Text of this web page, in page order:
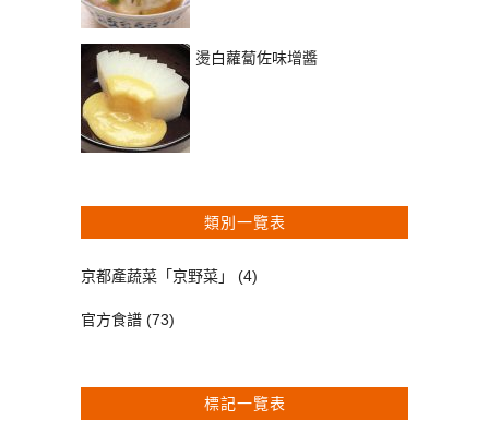
燙白蘿蔔佐味增醬
類別一覽表
京都產蔬菜「京野菜」 (4)
官方食譜 (73)
標記一覽表